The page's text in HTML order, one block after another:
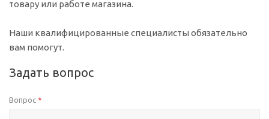
товару или работе магазина.
Наши квалифицированные специалисты обязательно
вам помогут.
Задать вопрос
Вопрос *